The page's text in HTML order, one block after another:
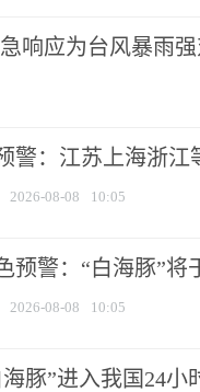
响应为台风暴雨
警：江苏上海浙江
2026-08-08 10:05
预警：“白海豚”将
2026-08-08 10:05
海豚”进入我国24